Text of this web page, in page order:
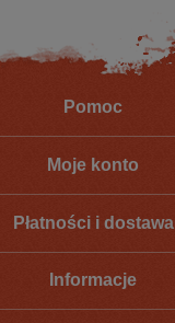
Pomoc
Moje konto
Płatności i dostawa
Informacje